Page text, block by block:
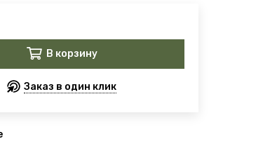
В корзину
Заказ в один клик